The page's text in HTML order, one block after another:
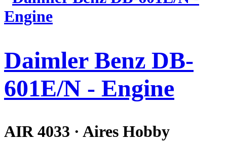
Daimler Benz DB-
601E/N - Engine
AIR 4033 · Aires Hobby